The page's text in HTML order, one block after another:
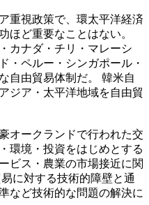
重視政策で、環太平洋経済
ほど重要なことはない。
カナダ・チリ・マレーシ
・ペルー・シンガポール・
自由貿易体制だ。 韓米自
ジア・太平洋地域を自由貿
オークランドで行われた交
環境・投資をはじめとする
ビス・農業の市場接近に関
に対する技術的障壁と通
など技術的な問題の解決に